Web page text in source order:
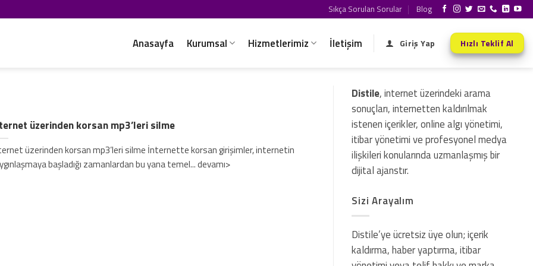
Sıkça Sorulan Sorular Blog
Anasayfa Kurumsal Hizmetlerimiz İletişim Giriş Yap Hızlı Teklif Al
üzerinden korsan mp3’leri silme
üzerinden korsan mp3’leri silme İnternette korsan girişimler, internetin
başladığı zamanlardan bu yana temel... devamı>
Distile, internet üzerindeki arama
sonuçları, internetten kaldırılmak
istenen içerikler, online algı yönetimi,
itibar yönetimi ve profesyonel medya
ilişkileri konularında uzmanlaşmış bir
dijital ajanstır.
Sizi Arayalım
Distile’ye ücretsiz üye olun; içerik
kaldırma, haber yaptırma, itibar